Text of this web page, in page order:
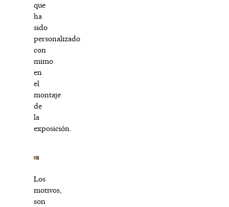
que
ha
sido
personalizado
con
mimo
en
el
montaje
de
la
exposición.
Los
motivos,
son